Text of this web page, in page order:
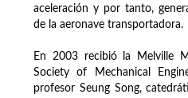
aceleración y por tanto,
de la aeronave transportadora.
En 2003 recibió la Melville
Society of Mechanical
profesor Seung Song,